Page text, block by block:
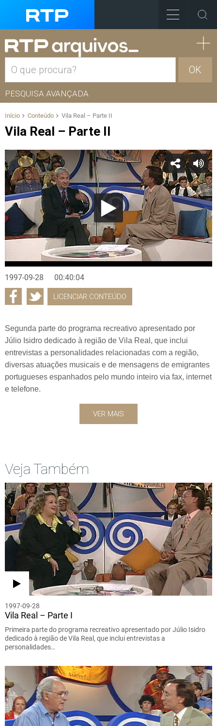
OK
PESQUISA AVANÇADA
Início Conteúdo Vila Real – Parte II
Vila Real – Parte II
1997-09-28 00:40:04
LICENCIAR CONTEÚDO
Segunda parte do programa recreativo apresentado por
Júlio Isidro dedicado à região de Vila Real, que inclui
entrevistas a personalidades relacionadas com a região,
diversas atuações musicais e de mensagens de emigrantes
portugueses espanhados pelo mundo inteiro via fax, internet
e telefone.
VER MAIS
Veja Também
1997-09-28
Vila Real – Parte I
Primeira parte do programa recreativo apresentado por Júlio Isidro
dedicado à região de Vila Real, que inclui entrevistas a
personalidades…